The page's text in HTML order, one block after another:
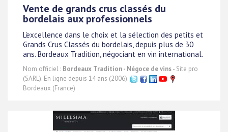
Vente de grands crus classés du
bordelais aux professionnels
L'excellence dans le choix et la sélection des petits et
Grands Crus Classés du bordelais, depuis plus de 30
ans. Bordeaux Tradition, négociant en vin international.
Nom officiel : Bordeaux Tradition - Négoce de vins- Site pro
(SARL). En ligne depuis 14 ans (2006).
Bordeaux (France)